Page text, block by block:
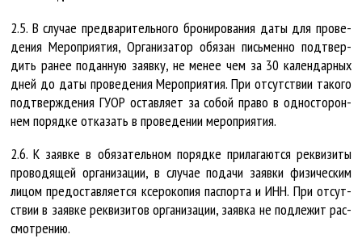
2.5. В слу­чае пред­ва­ри­тель­но­го бро­ни­ро­ва­ния да­ты для про­ве­
де­ния Ме­роп­ри­я­тия, Ор­га­ни­за­тор обя­зан пись­мен­но под­твер­
дить ра­нее по­дан­ную за­яв­ку, не ме­нее чем за 30 ка­лен­дар­ных
дней до да­ты про­ве­де­ния Ме­роп­ри­я­тия. При от­сут­ст­вии та­ко­го
под­тверж­де­ния ГУ­ОР остав­ля­ет за со­бой пра­во в од­нос­то­рон­
нем по­ряд­ке от­ка­зать в про­ве­де­нии ме­роп­ри­я­тия.
2.6. К за­яв­ке в обя­за­тель­ном по­ряд­ке при­ла­га­ют­ся рек­ви­зи­ты
про­во­дя­щей ор­га­ни­за­ции, в слу­чае по­да­чи за­яв­ки фи­зи­чес­ким
ли­цом предо­став­ля­ет­ся ксе­ро­ко­пия пас­пор­та и ИНН. При от­сут­
ст­вии в за­яв­ке рек­ви­зи­тов ор­га­ни­за­ции, за­яв­ка не под­ле­жит рас­
смот­ре­нию.